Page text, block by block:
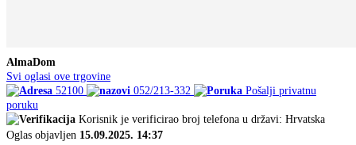
AlmaDom
Svi oglasi ove trgovine
52100
052/213-332
Pošalji privatnu
poruku
Korisnik je verificirao broj telefona u državi: Hrvatska
Oglas objavljen 15.09.2025. 14:37